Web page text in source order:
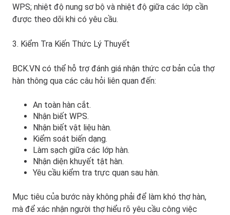
WPS; nhiệt độ nung sơ bộ và nhiệt độ giữa các lớp cần
được theo dõi khi có yêu cầu.
3. Kiểm Tra Kiến Thức Lý Thuyết
BCK.VN có thể hỗ trợ đánh giá nhận thức cơ bản của thợ
hàn thông qua các câu hỏi liên quan đến:
An toàn hàn cắt.
Nhận biết WPS.
Nhận biết vật liệu hàn.
Kiểm soát biến dạng.
Làm sạch giữa các lớp hàn.
Nhận diện khuyết tật hàn.
Yêu cầu kiểm tra trực quan sau hàn.
Mục tiêu của bước này không phải để làm khó thợ hàn,
mà để xác nhận người thợ hiểu rõ yêu cầu công việc